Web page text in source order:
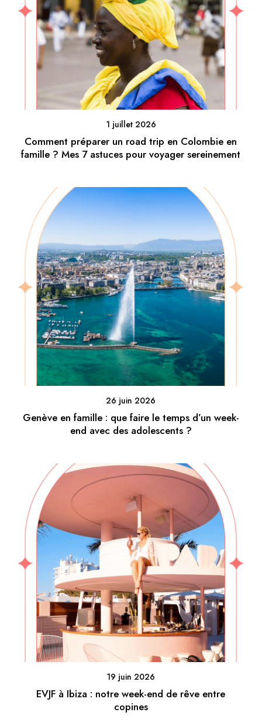
1 juillet 2026
Comment préparer un road trip en Colombie en
famille ? Mes 7 astuces pour voyager sereinement
26 juin 2026
Genève en famille : que faire le temps d’un week-
end avec des adolescents ?
19 juin 2026
EVJF à Ibiza : notre week-end de rêve entre
copines